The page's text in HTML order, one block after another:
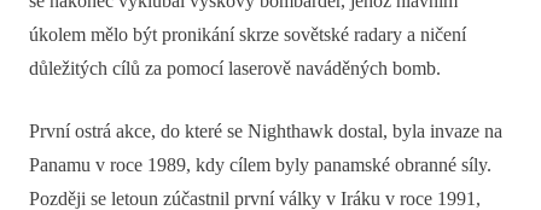
úkolem mělo být pronikání skrze sovětské radary a ničení
důležitých cílů za pomocí laserově naváděných bomb.
První ostrá akce, do které se Nighthawk dostal, byla invaze na
Panamu v roce 1989, kdy cílem byly panamské obranné síly.
Později se letoun zúčastnil první války v Iráku v roce 1991,